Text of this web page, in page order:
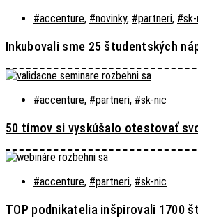
#accenture, #novinky, #partneri,
Inkubovali sme 25 študentských
#accenture, #partneri, #sk-nic
50 tímov si vyskúšalo otestovať
#accenture, #partneri, #sk-nic
TOP podnikatelia inšpirovali 1700